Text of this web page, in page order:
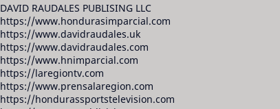
DAVID RAUDALES PUBLISING LLC
https://www.hondurasimparcial.com
https://www.davidraudales.uk
https://www.davidraudales.com
https://www.hnimparcial.com
https://laregiontv.com
https://www.prensalaregion.com
https://hondurassportstelevision.com